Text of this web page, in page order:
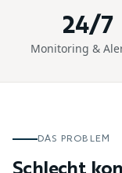
24/7
Monitoring &
DAS PROBLEM